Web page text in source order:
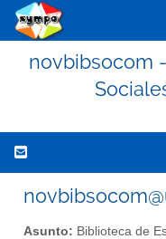
novbibsocom
Asunto: Biblioteca de